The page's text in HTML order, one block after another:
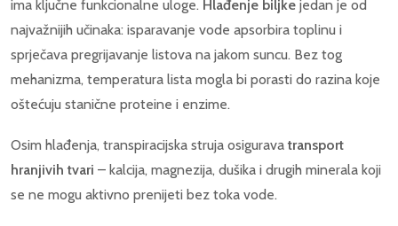
ima ključne funkcionalne uloge. Hlađenje biljke jedan je od
najvažnijih učinaka: isparavanje vode apsorbira toplinu i
sprječava pregrijavanje listova na jakom suncu. Bez tog
mehanizma, temperatura lista mogla bi porasti do razina koje
oštećuju stanične proteine i enzime.
Osim hlađenja, transpiracijska struja osigurava transport
hranjivih tvari – kalcija, magnezija, dušika i drugih minerala koji
se ne mogu aktivno prenijeti bez toka vode.